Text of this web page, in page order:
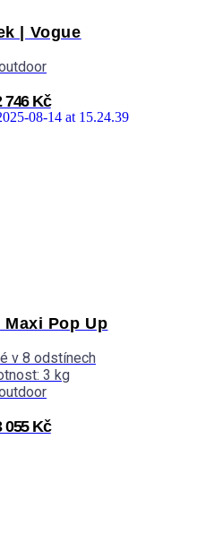
| Vogue
746 Kč
Pop Up
v 8 odstínech
3 kg
055 Kč